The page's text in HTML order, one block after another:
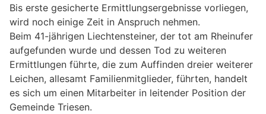
Bis erste gesicherte Ermittlungsergebnisse vorliegen,
wird noch einige Zeit in Anspruch nehmen.
Beim 41-jährigen Liechtensteiner, der tot am Rheinufer
aufgefunden wurde und dessen Tod zu weiteren
Ermittlungen führte, die zum Auffinden dreier weiterer
Leichen, allesamt Familienmitglieder, führten, handelt
es sich um einen Mitarbeiter in leitender Position der
Gemeinde Triesen.